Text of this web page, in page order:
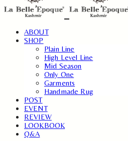
ABOUT
SHOP
Plain Line
High Level Line
Mid Season
Only One
Garments
Handmade Rug
POST
EVENT
REVIEW
LOOKBOOK
Q&A